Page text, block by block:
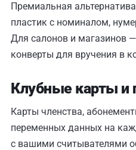
Премиальная
пластик с номиналом,
Для салонов и магазинов
конверты для вручения в
Клубные карты и
Карты членства,
переменных данных на
с вашими считывателями